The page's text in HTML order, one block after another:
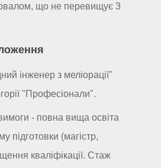
що не перевищує 3
інженер з меліорації"
"Професіонали".
- повна вища освіта
підготовки (магістр,
кваліфікації. Стаж